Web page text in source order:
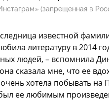
(запрещенная в
известной
литературу в 2014
людей, – вспомнила
сказала мне, что ее
хотела побывать на
ее любимым